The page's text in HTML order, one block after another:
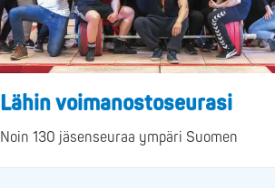
Lähin voimanostoseurasi
Noin 130 jäsenseuraa ympäri Suomen